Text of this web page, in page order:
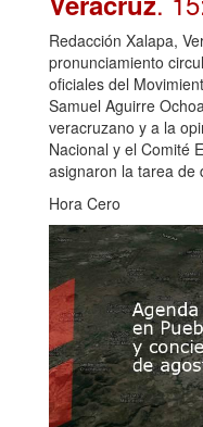
Redacción Xalapa,
pronunciamiento
oficiales del
Samuel Aguirre
veracruzano y a la
Nacional y el Comité
asignaron la tarea de
Hora Cero